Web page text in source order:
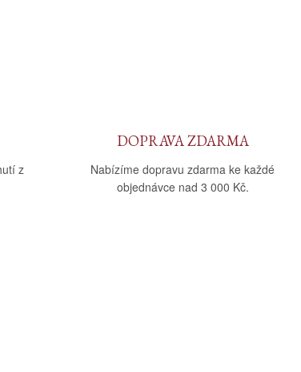
z
DOPRAVA ZDARMA
Nabízíme dopravu zdarma ke každé
objednávce nad 3 000 Kč.